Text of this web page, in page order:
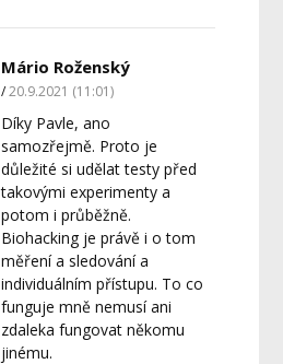
Mário Roženský
20.9.2021 (11:01)
Díky Pavle, ano
samozřejmě. Proto je
důležité si udělat testy před
takovými experimenty a
potom i průběžně.
Biohacking je právě i o tom
měření a sledování a
individuálním přístupu. To co
funguje mně nemusí ani
zdaleka fungovat někomu
jinému.